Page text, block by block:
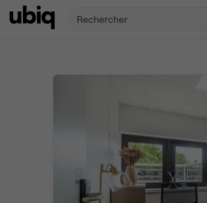
Rechercher